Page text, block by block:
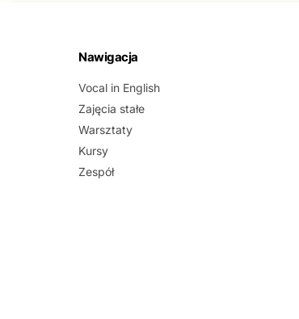
Nawigacja
Vocal in English
Zajęcia stałe
Warsztaty
Kursy
Zespół